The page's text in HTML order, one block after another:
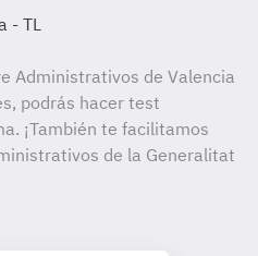
- TL
Administrativos de Valencia
podrás hacer test
¡También te facilitamos
de la Generalitat